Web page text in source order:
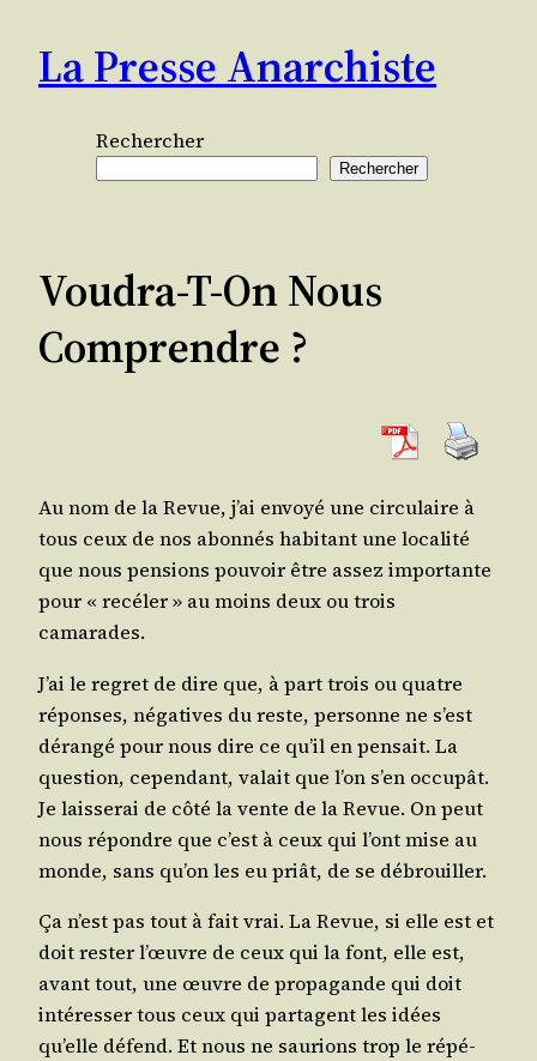
contenu
La Presse Anarchiste
Rechercher
Rechercher
Voudra-T-On Nous
Comprendre ?
Au nom de la Revue, j’ai envoyé une cir­cu­laire à
tous ceux de nos abon­nés habi­tant une loca­li­té
que nous pen­sions pou­voir être assez impor­tante
pour « recé­ler » au moins deux ou trois
camarades.
J’ai le regret de dire que, à part trois ou quatre
réponses, néga­tives du reste, per­sonne ne s’est
déran­gé pour nous dire ce qu’il en pen­sait. La
ques­tion, cepen­dant, valait que l’on s’en occu­pât.
Je lais­se­rai de côté la vente de la Revue. On peut
nous répondre que c’est à ceux qui l’ont mise au
monde, sans qu’on les eu priât, de se débrouiller.
Ça n’est pas tout à fait vrai. La Revue, si elle est et
doit res­ter l’œuvre de ceux qui la font, elle est,
avant tout, une œuvre de pro­pa­gande qui doit
inté­res­ser tous ceux qui par­tagent les idées
qu’elle défend. Et nous ne sau­rions trop le répé­